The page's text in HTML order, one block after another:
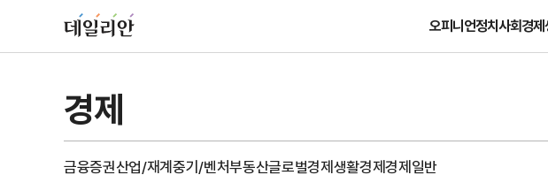
오피니언정치사회경제
경제
금융증권산업/재계중기/벤처부동산글로벌경제생활경제경제일반